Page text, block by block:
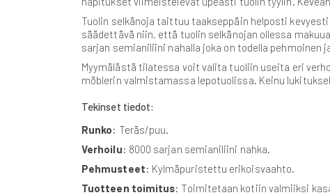
Tuolin selkänoja taittuu taakseppäin helposti
säädettävä niin, että tuolin selkänojan ollessa
sarjan semianiliini nahalla joka on todella
Myymälästä tilatessa voit valita tuoliin useita eri
möblerin valmistamassa lepotuolissa. Keinu
Tekinset tiedot:
Runko: Teräs/puu.
Verhoilu: 8000 sarjan semianiliini nahka.
Pehmusteet: Kylmäpuristettu erikoisvaahto.
Tuotteen toimitus: Toimitetaan kotiin valmiiksi